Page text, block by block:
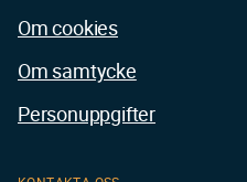
Om cookies
Om samtycke
Personuppgifter